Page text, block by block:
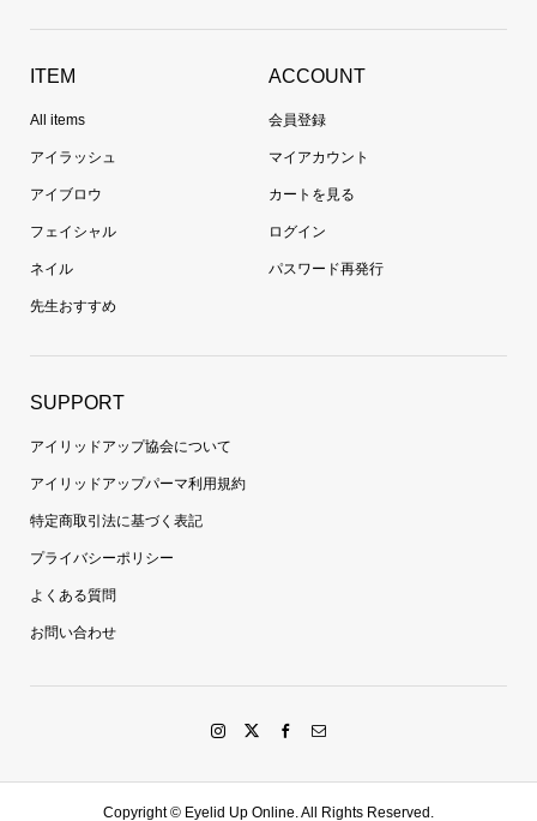
ITEM
All items
アイラッシュ
アイブロウ
フェイシャル
ネイル
先生おすすめ
ACCOUNT
会員登録
マイアカウント
カートを見る
ログイン
パスワード再発行
SUPPORT
アイリッドアップ協会について
アイリッドアップパーマ利用規約
特定商取引法に基づく表記
プライバシーポリシー
よくある質問
お問い合わせ
Copyright © Eyelid Up Online. All Rights Reserved.